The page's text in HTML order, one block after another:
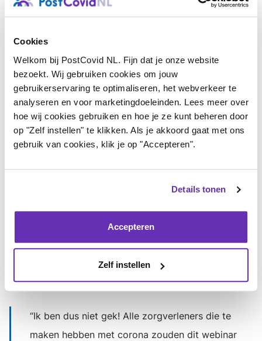
Cookies
Welkom bij PostCovid NL. Fijn dat je onze website
bezoekt. Wij gebruiken cookies om jouw
gebruikerservaring te optimaliseren, het webverkeer te
analyseren en voor marketingdoeleinden. Lees meer over
hoe wij cookies gebruiken en hoe je ze kunt beheren door
op "Zelf instellen" te klikken. Als je akkoord gaat met ons
gebruik van cookies, klik je op "Accepteren".
Details tonen
Accepteren
Zelf instellen
ergotherapeut Sabine van Erp geeft tips over wat je
problemen.
Maar liefst 7800 mensen schreven zich in voor het
gratis webinar, een kleine 4000 mensen keken live
mee. In totaal werden er tijdens het webinar zo’n 900
vragen gesteld over cognitieve coronaklachten. Het
webinar roept onwijs veel reacties van herkenning op:
Het lijkt wel of Jacqueline míjn verhaal vertelt,
Wat een duidelijke en begrijpelijke uitleg van
Paulien en Sabine, dit was super interessant!
Ik ben dus niet gek! Alle zorgverleners die te
maken hebben met corona zouden dit webinar